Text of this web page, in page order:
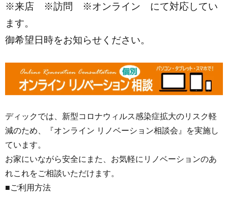
※来店 ※訪問 ※オンライン にて対応してい
ます。
御希望日時をお知らせください。
ディックでは、新型コロナウィルス感染症拡大のリスク軽
減のため、『オンライン リノベーション相談会』を実施し
ています。
お家にいながら安全にまた、お気軽にリノベーションのあ
れこれをご相談いただけます。
■ご利用方法